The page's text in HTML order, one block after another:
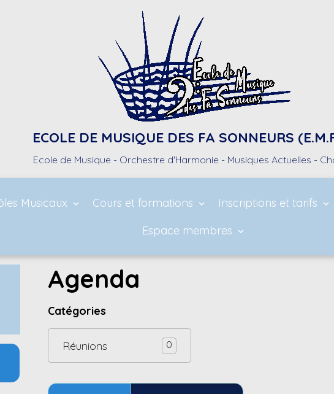
ECOLE DE MUSIQUE DES FA SONNEURS
Ecole de Musique - Orchestre d'Harmonie - Musiques Actuelles -
Musicaux Cours et formations Inscriptions et tarifs
Espace membres
Agenda
Catégories
Réunions 0